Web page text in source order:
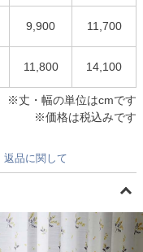
9,900 11,700
11,800 14,100
※丈・幅の単位はcmです
※価格は税込みです
返品に関して